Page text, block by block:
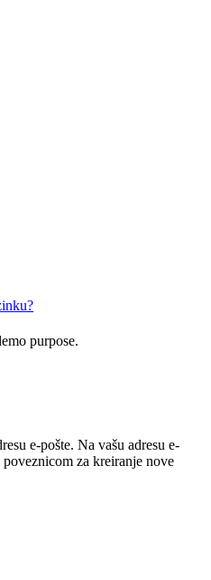
purpose.
e-pošte. Na vašu adresu e-
za kreiranje nove